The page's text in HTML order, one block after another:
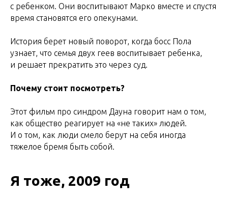
с ребенком. Они воспитывают Марко вместе и спустя
время становятся его опекунами.
История берет новый поворот, когда босс Пола
узнает, что семья двух геев воспитывает ребенка,
и решает прекратить это через суд.
Почему стоит посмотреть?
Этот фильм про синдром Дауна говорит нам о том,
как общество реагирует на «не таких» людей.
И о том, как люди смело берут на себя иногда
тяжелое бремя быть собой.
Я тоже, 2009 год